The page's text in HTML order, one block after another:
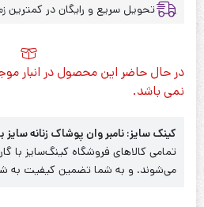
تحویل سریع و رایگان در کمترین
در حال حاضر این محصول در انبار
نمی باشد.
کینک سایز: نامبر وان پوشاک زنانه سایز
تمامی کالاهای فروشگاه کینگ‌سایز با
می‌شوند. و به شما تضمین کیفیت به